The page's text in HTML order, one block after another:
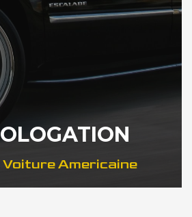
Americaine